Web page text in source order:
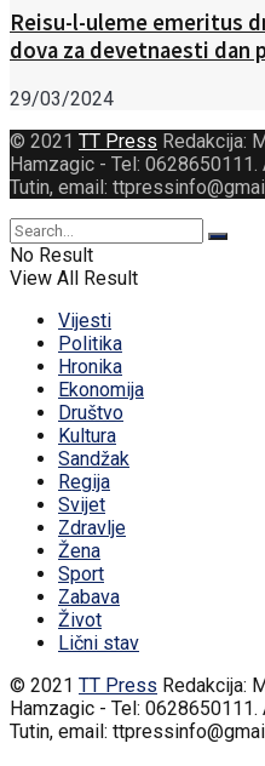
Reisu-l-uleme emeritus
dova za devetnaesti dan
29/03/2024
© 2021 TT Press Redakcija:
Hamzagic - Tel:
Tutin, email:
No Result
View All Result
Vijesti
Politika
Hronika
Ekonomija
Društvo
Kultura
Sandžak
Regija
Svijet
Zdravlje
Žena
Sport
Zabava
Život
Lični stav
© 2021 TT Press Redakcija:
Hamzagic - Tel:
Tutin, email: